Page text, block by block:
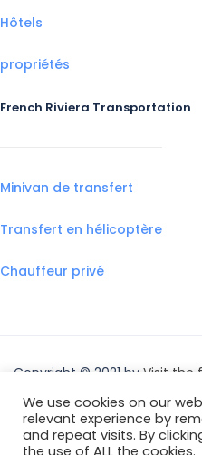
Hôtels
propriétés
French Riviera Transportation
Minivan de transfert
Transfert en hélicoptère
Chauffeur privé
Copyright © 2021 by Visit the
We use cookies on our
relevant experience by
and repeat visits. By
the use of ALL the cookies.